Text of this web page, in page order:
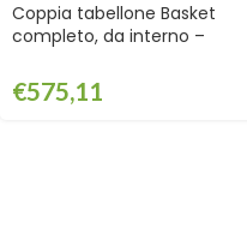
Coppia tabellone Basket
completo, da interno –
€575,11